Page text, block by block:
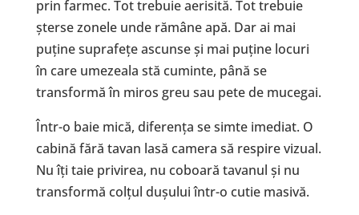
prin farmec. Tot trebuie aerisită. Tot trebuie
șterse zonele unde rămâne apă. Dar ai mai
puține suprafețe ascunse și mai puține locuri
în care umezeala stă cuminte, până se
transformă în miros greu sau pete de mucegai.
Într-o baie mică, diferența se simte imediat. O
cabină fără tavan lasă camera să respire vizual.
Nu îți taie privirea, nu coboară tavanul și nu
transformă colțul dușului într-o cutie masivă.